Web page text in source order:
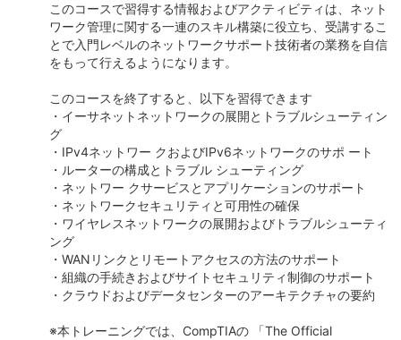
このコースで習得する情報およびアクティビティは、ネット
ワーク管理に関する一連のスキル構築に役立ち、受講するこ
とで入門レベルのネットワークサポート技術者の業務を自信
をもって行えるようになります。
このコースを終了すると、以下を習得できます
・イーサネットネットワークの展開とトラブルシューティン
グ
・IPv4ネットワー クおよびIPv6ネットワークのサポ ート
・ルーターの構成とトラブル シューティング
・ネットワー クサービスとアプリケーションのサポート
・ネットワークセキュリティと可用性の確保
・ワイヤレスネットワークの展開およびトラブルシューティ
ング
・WANリンクとリモートアクセスの方法のサポート
・組織の手続きおよびサイトセキュリティ制御のサポート
・クラウドおよびデータセンターのアーキテクチャの要約
※本トレーニングでは、CompTIAの 「The Official